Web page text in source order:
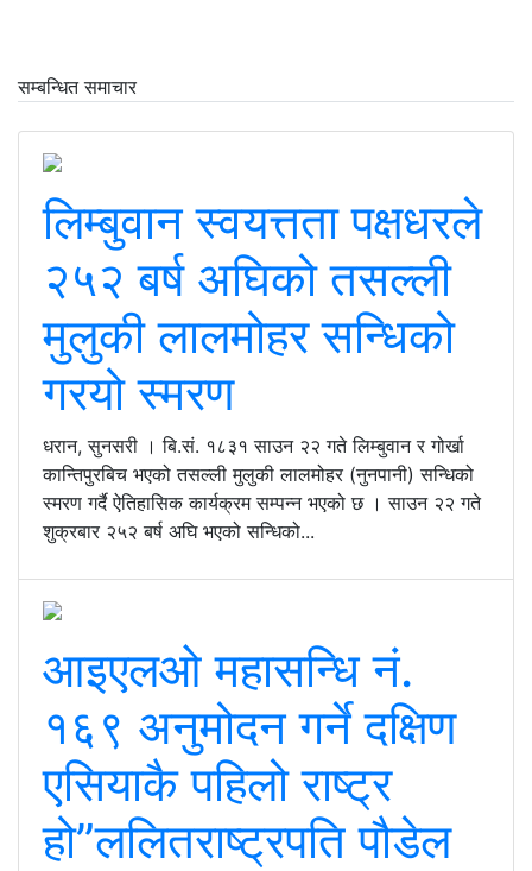
सम्बन्धित समाचार
लिम्बुवान स्वयत्तता पक्षधरले
२५२ बर्ष अघिको तसल्ली
मुलुकी लालमोहर सन्धिको
गरयो स्मरण
धरान, सुनसरी । बि.सं. १८३१ साउन २२ गते लिम्बुवान र गोर्खा
कान्तिपुरबिच भएको तसल्ली मुलुकी लालमोहर (नुनपानी) सन्धिको
स्मरण गर्दै ऐतिहासिक कार्यक्रम सम्पन्न भएको छ । साउन २२ गते
शुक्रबार २५२ बर्ष अघि भएको सन्धिको...
आइएलओ महासन्धि नं.
१६९ अनुमोदन गर्ने दक्षिण
एसियाकै पहिलो राष्ट्र
हो”ललितराष्ट्रपति पौडेल